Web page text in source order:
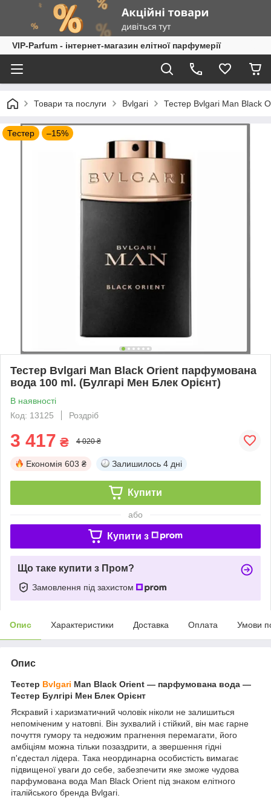
VIP-Parfum - інтернет-магазин елітної парфумерії
Товари та послуги Bvlgari Тестер Bvlgari Man Black
Тестер –15%
Тестер Bvlgari Man Black Orient парфумована
вода 100 ml. (Булгарі Мен Блек Орієнт)
В наявності
Код: 13125
Роздріб
3 417 ₴ 4 020 ₴
Економія 603 ₴ Залишилось 4 дні
Купити
або
Купити з
Що таке купити з Пром?
Замовлення під захистом
Опис Характеристики Доставка Оплата Умови
Опис
Тестер Bvlgari Man Black Orient ― парфумована вода —
Тестер Булгірі Мен Блек Орієнт
Яскравий і харизматичний чоловік ніколи не залишиться
непоміченим у натовпі. Він зухвалий і стійкий, він має гарне
почуття гумору та недюжим прагнення перемагати, його
амбіціям можна тільки позаздрити, а звершення гідні
п'єдестал лідера. Така неординарна особистість вимагає
підвищеної уваги до себе, забезпечити яке зможе чудова
парфумована вода Man Black Orient під знаком елітного
італійського бренда Bvlgari.